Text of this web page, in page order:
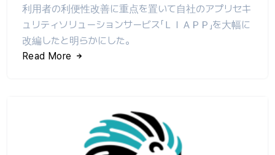
利用者の利便性改善に重点を置いて自社のアプリセキ
ュリティソリューションサービス「ＬＩＡＰＰ」を大幅に
改編したと明らかにした。
Read More